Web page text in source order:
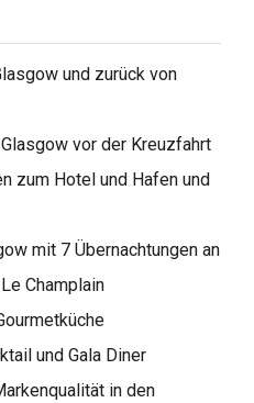
und zurück von
vor der Kreuzfahrt
zum Hotel und Hafen und
mit 7 Übernachtungen an
Champlain
und Gala Diner
in den